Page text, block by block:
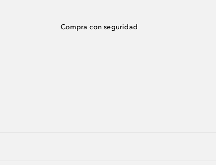
Compra con seguridad